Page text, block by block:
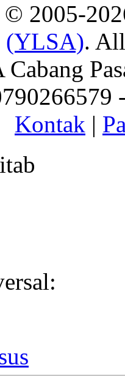
© 2005-
(YLSA).
Cabang
Kontak |